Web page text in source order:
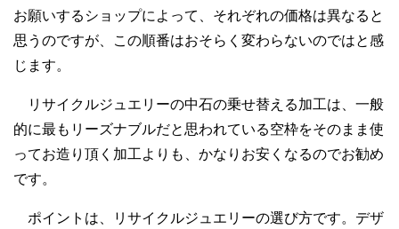
お願いするショップによって、それぞれの価格は異なると
思うのですが、この順番はおそらく変わらないのではと感
じます。
リサイクルジュエリーの中石の乗せ替える加工は、一般
的に最もリーズナブルだと思われている空枠をそのまま使
ってお造り頂く加工よりも、かなりお安くなるのでお勧め
です。
ポイントは、リサイクルジュエリーの選び方です。デザ